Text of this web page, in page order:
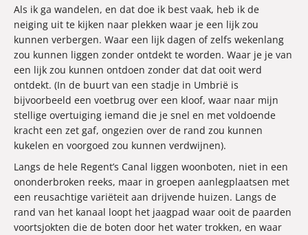
Als ik ga wandelen, en dat doe ik best vaak, heb ik de
neiging uit te kijken naar plekken waar je een lijk zou
kunnen verbergen. Waar een lijk dagen of zelfs wekenlang
zou kunnen liggen zonder ontdekt te worden. Waar je je van
een lijk zou kunnen ontdoen zonder dat dat ooit werd
ontdekt. (In de buurt van een stadje in Umbrië is
bijvoorbeeld een voetbrug over een kloof, waar naar mijn
stellige overtuiging iemand die je snel en met voldoende
kracht een zet gaf, ongezien over de rand zou kunnen
kukelen en voorgoed zou kunnen verdwijnen).
Langs de hele Regent’s Canal liggen woonboten, niet in een
ononderbroken reeks, maar in groepen aanlegplaatsen met
een reusachtige variëteit aan drijvende huizen. Langs de
rand van het kanaal loopt het jaagpad waar ooit de paarden
voortsjokten die de boten door het water trokken, en waar